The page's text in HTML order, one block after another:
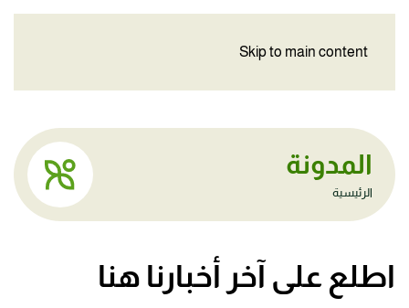
Skip to main content
المدونة
الرئيسية
اطلع على آخر أخبارنا هنا